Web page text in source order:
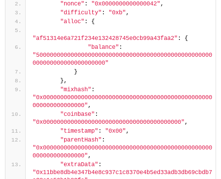
"nonce" : "0x0000000000000042",
"difficulty" : "0xb",
"alloc" : {
"af51314e6a721f234e132428745e0cb99a43faa2" : {
"balance"
"500000000000000000000000000000000000000000000000000
000000000000000000000"
            }
        },
"mixhash"
"0x0000000000000000000000000000000000000000000000000
000000000000000",
"coinbase"
"0x0000000000000000000000000000000000000000",
"timestamp" : "0x00",
"parentHash"
"0x0000000000000000000000000000000000000000000000000
000000000000000",
"extraData"
"0x11bbe8db4e347b4e8c937c1c8370e4b5ed33adb3db69cbdb7